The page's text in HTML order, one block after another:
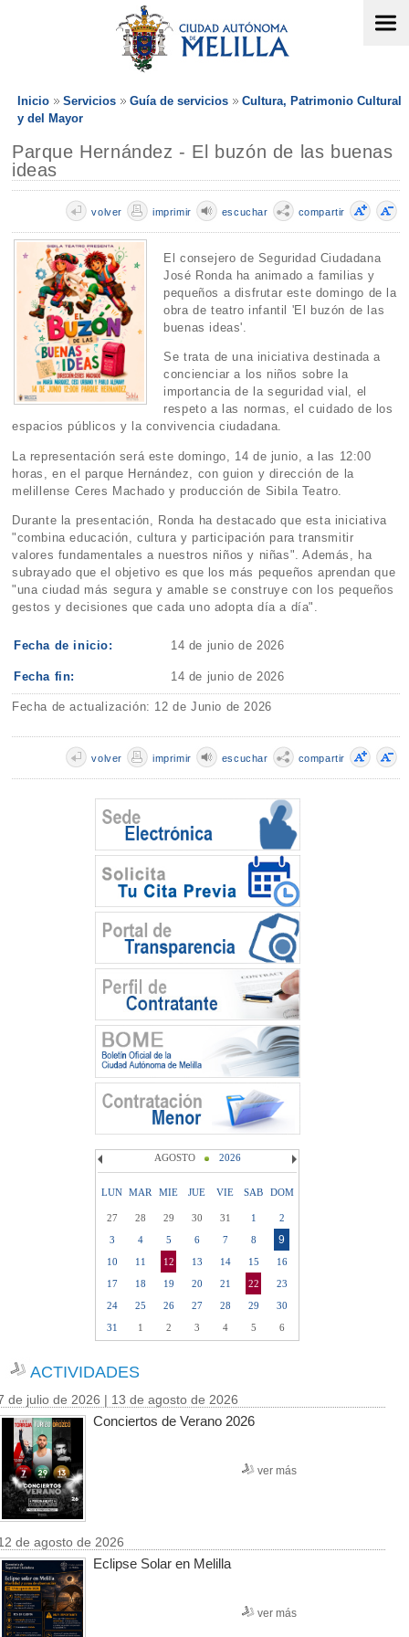
Inicio Servicios Guía de servicios
Cultura, Patrimonio Cultural
y del Mayor
Parque Hernández - El buzón de las buenas
ideas
compartir
escuchar
imprimir
volver
El consejero de Seguridad Ciudadana
José Ronda ha animado a familias y
pequeños a disfrutar este domingo de la
obra de teatro infantil 'El buzón de las
buenas ideas'.
Se trata de una iniciativa destinada a
concienciar a los niños sobre la
importancia de la seguridad vial, el
respeto a las normas, el cuidado de los
espacios públicos y la convivencia ciudadana.
La representación será este domingo, 14 de junio, a las 12:00
horas, en el parque Hernández, con guion y dirección de la
melillense Ceres Machado y producción de Sibila Teatro.
Durante la presentación, Ronda ha destacado que esta iniciativa
"combina educación, cultura y participación para transmitir
valores fundamentales a nuestros niños y niñas". Además, ha
subrayado que el objetivo es que los más pequeños aprendan que
"una ciudad más segura y amable se construye con los pequeños
gestos y decisiones que cada uno adopta día a día".
Fecha de inicio: 14 de junio de 2026
Fecha fin: 14 de junio de 2026
Fecha de actualización: 12 de Junio de 2026
compartir
escuchar
imprimir
volver
AGOSTO 2026
LUN MAR MIE JUE VIE SAB DOM
27 28 29 30 31 1
2
3
4 5 6 7 8 9
10 11 12 13 14 15
16
17
18 19 20 21 22
23
24
25 26 27 28 29
30
31
1 2 3 4 5 6
ACTIVIDADES
de julio de 2026 | 13 de agosto de 2026
Conciertos de Verano 2026
ver más
de agosto de 2026
Eclipse Solar en Melilla
ver más